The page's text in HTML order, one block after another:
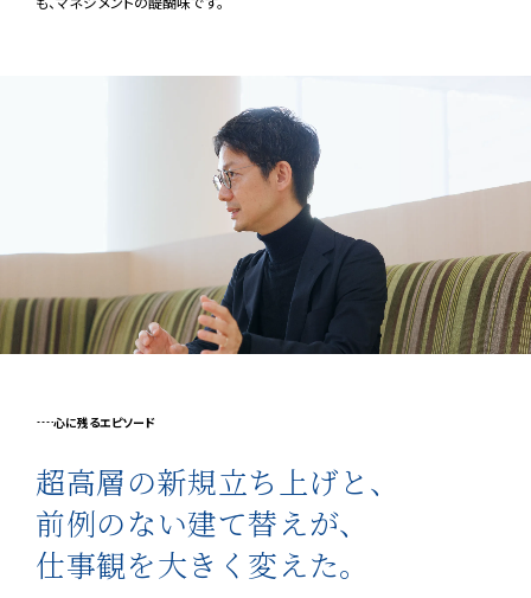
心に残るエピソード
超高層の新規立ち上げと、
前例のない建て替えが、
仕事観を大きく変えた。